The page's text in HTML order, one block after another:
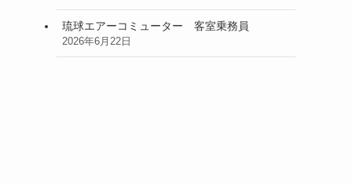
琉球エアーコミューター 客室乗務員
2026年6月22日